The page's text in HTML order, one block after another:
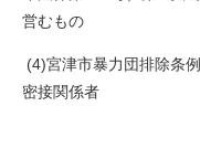
営むもの
(4)宮津市暴力団排除条
密接関係者